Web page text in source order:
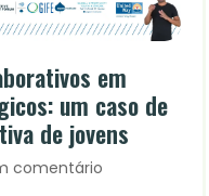
em
um caso de
de jovens
comentário